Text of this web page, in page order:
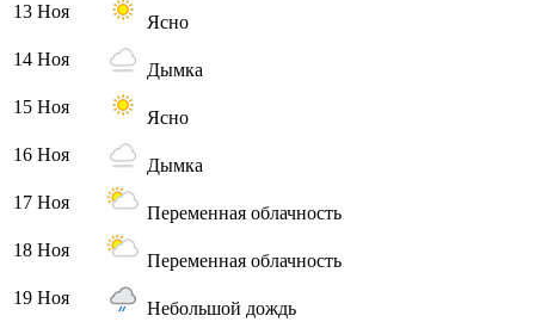
13 Ноя
Ясно
14 Ноя
Дымка
15 Ноя
Ясно
16 Ноя
Дымка
17 Ноя
Переменная облачность
18 Ноя
Переменная облачность
19 Ноя
Небольшой дождь